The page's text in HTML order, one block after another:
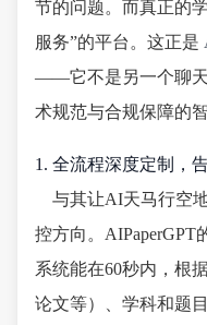
节的问题。而真正的
服务”的平台。这正是
——它不是另一个聊天
术规范与合规保障的
1. 全流程深度定制，
与其让AI天马行空
控方向。AIPaperGPT
系统能在60秒内，根
论文等）、学科和题